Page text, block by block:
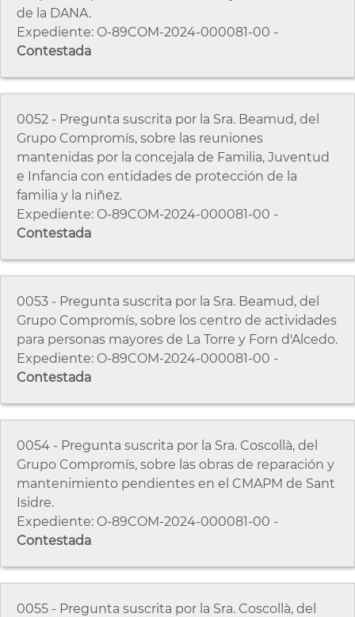
de la DANA.
Expediente: O-89COM-2024-000081-00 -
Contestada
0052 - Pregunta suscrita por la Sra. Beamud, del
Grupo Compromís, sobre las reuniones
mantenidas por la concejala de Familia, Juventud
e Infancia con entidades de protección de la
familia y la niñez.
Expediente: O-89COM-2024-000081-00 -
Contestada
0053 - Pregunta suscrita por la Sra. Beamud, del
Grupo Compromís, sobre los centro de actividades
para personas mayores de La Torre y Forn d'Alcedo.
Expediente: O-89COM-2024-000081-00 -
Contestada
0054 - Pregunta suscrita por la Sra. Coscollà, del
Grupo Compromís, sobre las obras de reparación y
mantenimiento pendientes en el CMAPM de Sant
Isidre.
Expediente: O-89COM-2024-000081-00 -
Contestada
0055 - Pregunta suscrita por la Sra. Coscollà, del